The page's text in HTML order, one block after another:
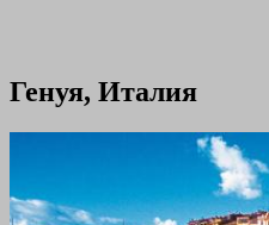
Генуя, Италия